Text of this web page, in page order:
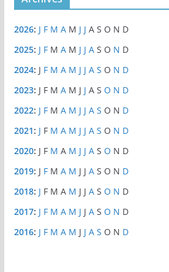
2026: J F M A M J J A S O N D
2025: J F M A M J J A S O N D
2024: J F M A M J J A S O N D
2023: J F M A M J J A S O N D
2022: J F M A M J J A S O N D
2021: J F M A M J J A S O N D
2020: J F M A M J J A S O N D
2019: J F M A M J J A S O N D
2018: J F M A M J J A S O N D
2017: J F M A M J J A S O N D
2016: J F M A M J J A S O N D